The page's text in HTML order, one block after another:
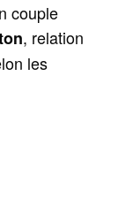
couple
, relation
les